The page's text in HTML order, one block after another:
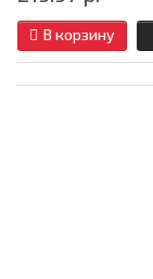
В корзину